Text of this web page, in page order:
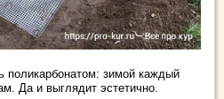
поликарбонатом: зимой каждый
Да и выглядит эстетично.